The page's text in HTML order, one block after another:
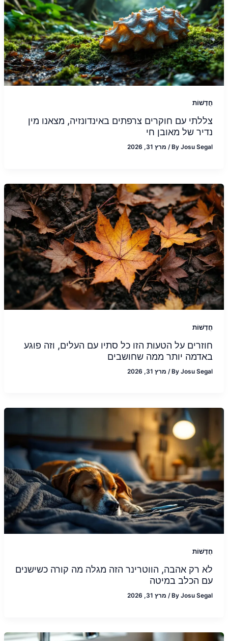
חֲדָשׁוֹת
צללתי עם חוקרים צרפתים באינדונזיה, מצאנו מין
נדיר של מאובן חי
ByJosu Segal
/ מרץ 31, 2026
חֲדָשׁוֹת
חוזרים על הטעות הזו כל סתיו עם העלים, וזה פוגע
באדמה יותר ממה שחושבים
ByJosu Segal
/ מרץ 31, 2026
חֲדָשׁוֹת
לא רק אהבה, הווטרינר הזה מגלה מה קורה כשישנים
עם הכלב במיטה
ByJosu Segal
/ מרץ 31, 2026